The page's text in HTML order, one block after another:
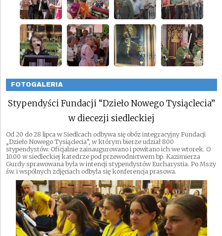
FOTOGALERIA
Stypendyści Fundacji “Dzieło Nowego Tysiąclecia”
w diecezji siedleckiej
Od 20 do 28 lipca w Siedlcach odbywa się obóz integracyjny Fundacji
„Dzieło Nowego Tysiąclecia”, w którym bierze udział 800
stypendystów. Oficjalnie zainaugurowano i powitano ich we wtorek. O
10.00 w siedleckiej katedrze pod przewodnictwem bp. Kazimierza
Gurdy sprawowana była w intencji stypendystów Eucharystia. Po Mszy
św. i wspólnych zdjęciach odbyła się konferencja prasowa.